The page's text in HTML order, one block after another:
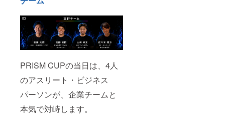
PRISM CUPの当日は、4人
のアスリート・ビジネス
パーソンが、企業チームと
本気で対峙します。